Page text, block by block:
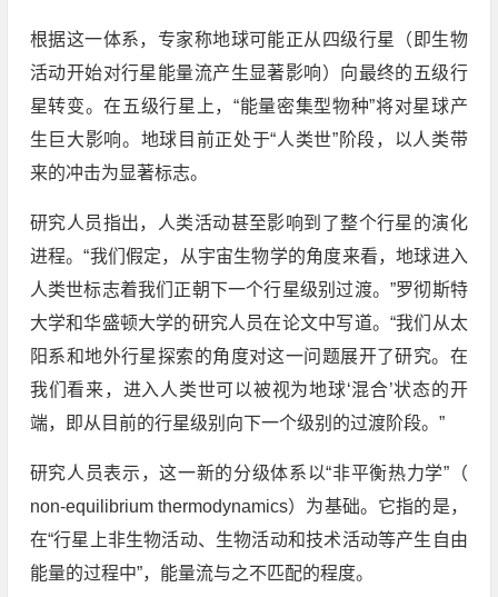
根据这一体系，专家称地球可能正从四级行星（即生物
活动开始对行星能量流产生显著影响）向最终的五级行
星转变。在五级行星上，“能量密集型物种”将对星球产
生巨大影响。地球目前正处于“人类世”阶段，以人类带
来的冲击为显著标志。
研究人员指出，人类活动甚至影响到了整个行星的演化
进程。“我们假定，从宇宙生物学的角度来看，地球进入
人类世标志着我们正朝下一个行星级别过渡。”罗彻斯特
大学和华盛顿大学的研究人员在论文中写道。“我们从太
阳系和地外行星探索的角度对这一问题展开了研究。在
我们看来，进入人类世可以被视为地球‘混合’状态的开
端，即从目前的行星级别向下一个级别的过渡阶段。”
研究人员表示，这一新的分级体系以“非平衡热力学”（
non-equilibrium thermodynamics）为基础。它指的是，
在“行星上非生物活动、生物活动和技术活动等产生自由
能量的过程中”，能量流与之不匹配的程度。